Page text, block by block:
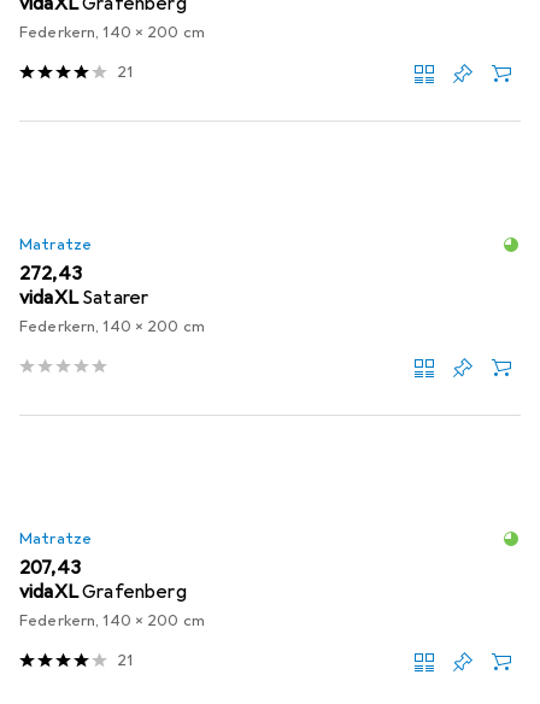
Federkern, 140 x 200 cm
21
Matratze
EUR
272,43
vidaXL Satarer
Federkern, 140 x 200 cm
Matratze
EUR
207,43
vidaXLGrafenberg
Federkern, 140 x 200 cm
21